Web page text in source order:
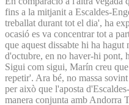
fins a la mitjanit a Escaldes-
treballat durant tot el dia', ha
ocasió es va concentrar tot a
que aquest dissabte hi ha hagut
d'octubre, en no haver-hi pont,
Sigui com sigui, Marín creu
repetir'. Ara bé, no massa
per això que l'aposta
manera conjunta amb Andorra